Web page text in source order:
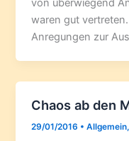
von überwiegend
waren gut
Anregungen zur
Chaos ab den
29/01/2016 •Allgemein,